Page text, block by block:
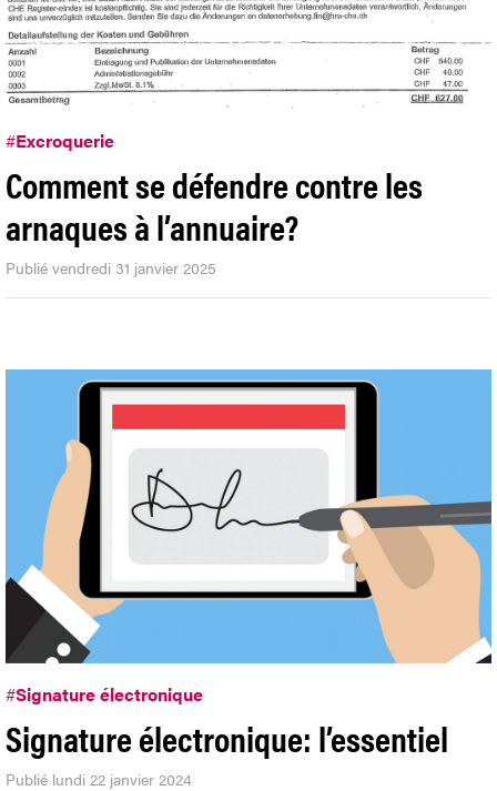
#Excroquerie
Comment se défendre contre les
arnaques à l’annuaire?
Publié vendredi 31 janvier 2025
#Signature électronique
Signature électronique: l’essentiel
Publié lundi 22 janvier 2024